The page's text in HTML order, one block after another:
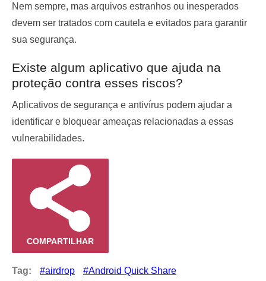
Nem sempre, mas arquivos estranhos ou inesperados
devem ser tratados com cautela e evitados para garantir
sua segurança.
Existe algum aplicativo que ajuda na
proteção contra esses riscos?
Aplicativos de segurança e antivírus podem ajudar a
identificar e bloquear ameaças relacionadas a essas
vulnerabilidades.
COMPARTILHAR
Tag: airdrop
Android Quick Share